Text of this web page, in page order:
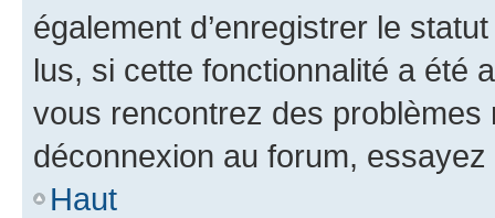
également d’enregistrer le
lus, si cette fonctionnalité a été
vous rencontrez des
déconnexion au forum,
Haut